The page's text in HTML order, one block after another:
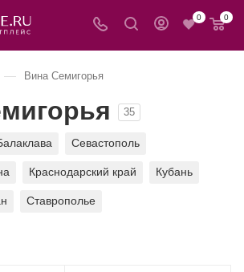
0 0
— Вина Семигорья
35
Севастополь
Краснодарский край Кубань
Ставрополье